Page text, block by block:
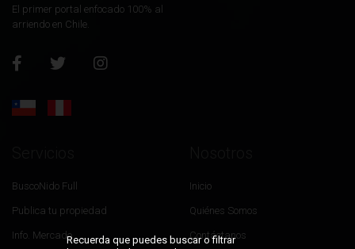
El primer portal enfocado 100% al
arriendo en Chile.
BuscoNido Full
Publica tu propiedad
Info. Mercado
Inicio
Quiénes Somos
Contáctanos
Recuerda que puedes buscar o filtrar